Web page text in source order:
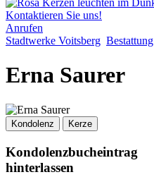
Kontaktieren Sie uns!
Anrufen
Stadtwerke Voitsberg Bestattung
Erna Saurer
Kondolenz Kerze
Kondolenzbucheintrag
hinterlassen